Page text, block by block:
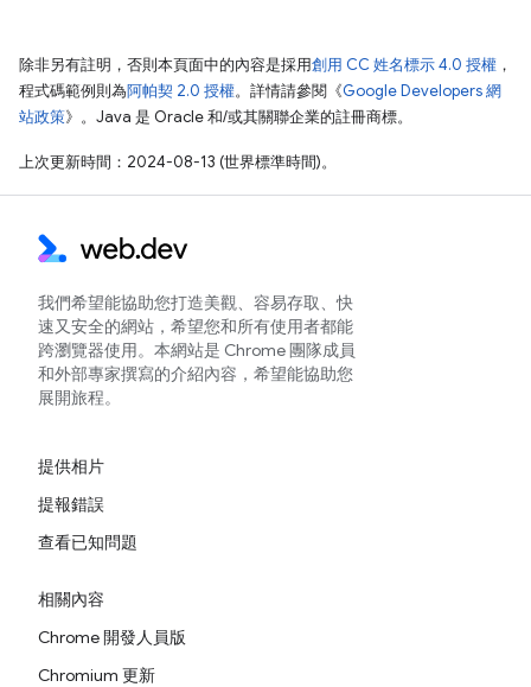
除非另有註明，否則本頁面中的內容是採用創用 CC 姓名標示 4.0 授權 ，
程式碼範例則為阿帕契 2.0 授權。詳情請參閱《Google Developers 網
站政策》。Java 是 Oracle 和/或其關聯企業的註冊商標。
上次更新時間：2024-08-13 (世界標準時間)。
我們希望能協助您打造美觀、容易存取、快
速又安全的網站，希望您和所有使用者都能
跨瀏覽器使用。本網站是 Chrome 團隊成員
和外部專家撰寫的介紹內容，希望能協助您
展開旅程。
提供相片
提報錯誤
查看已知問題
相關內容
Chrome 開發人員版
Chromium 更新